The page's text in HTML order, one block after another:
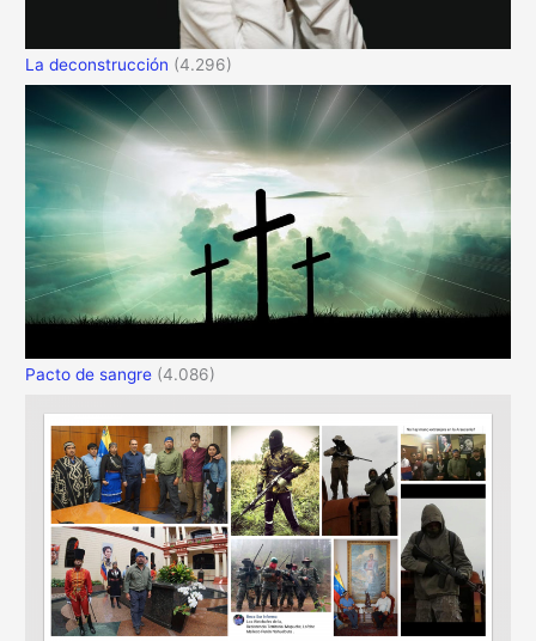
La deconstrucción (4.296)
Pacto de sangre (4.086)